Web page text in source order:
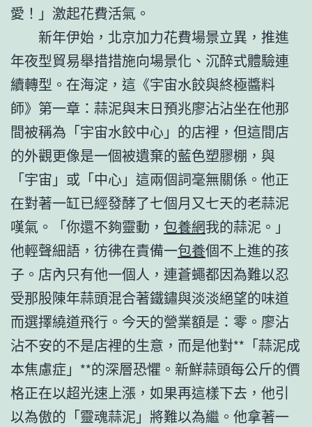
愛！」激起花費活氣。
新年伊始，北京加力花費場景立異，推進
年夜型貿易舉措措施向場景化、沉醉式體驗連
續轉型。在海淀，這《宇宙水餃與終極醬料
師》第一章：蒜泥與末日預兆廖沾沾坐在他那
間被稱為「宇宙水餃中心」的店裡，但這間店
的外觀更像是一個被遺棄的藍色塑膠棚，與
「宇宙」或「中心」這兩個詞毫無關係。他正
在對著一缸已經發酵了七個月又七天的老蒜泥
嘆氣。「你還不夠靈動， 包養網我的蒜泥。」
他輕聲細語，彷彿在責備一包養個不上進的孩
子。店內只有他一個人，連蒼蠅都因為難以忍
受那股陳年蒜頭混合著鐵鏽與淡淡絕望的味道
而選擇繞道飛行。今天的營業額是：零。廖沾
沾不安的不是店裡的生意，而是他對**「蒜泥成
本焦慮症」**的深層恐懼。新鮮蒜頭每公斤的價
格正在以超光速上漲，如果再這樣下去，他引
以為傲的「靈魂蒜泥」將難以為繼。他拿著一